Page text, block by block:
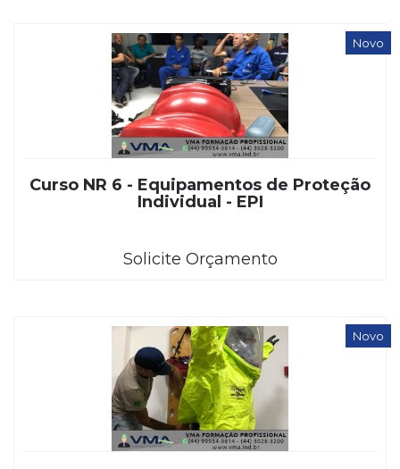
Curso NR 6 - Equipamentos de Proteção
Individual - EPI
Solicite Orçamento
Novo
Novo